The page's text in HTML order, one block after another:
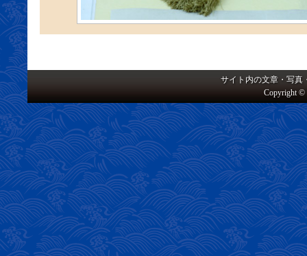
サイト内の文章・写真
Copyright ©